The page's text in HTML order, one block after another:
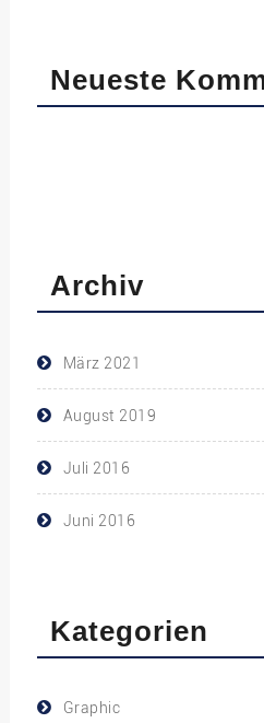
Neueste
Archiv
März 2021
August 2019
Juli 2016
Juni 2016
Kategorien
Graphic